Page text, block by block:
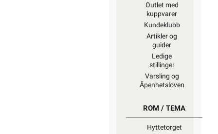
Outlet med
kuppvarer
Kundeklubb
Artikler og
guider
Ledige
stillinger
Varsling og
Åpenhetsloven
ROM / TEMA
Hyttetorget